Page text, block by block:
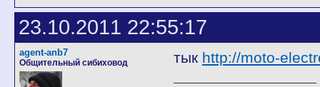
23.10.2011 22:55:17
agent-anb7
Общительный сибиховод тык http://moto-